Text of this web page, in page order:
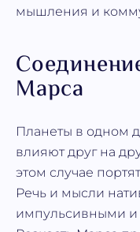
мышления и
Марса
Планеты в одном
влияют друг на
этом случае
Речь и мысли
импульсивными и